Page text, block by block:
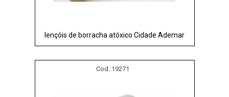
lençóis de borracha atóxico Cidade Ademar
Cod.:19271